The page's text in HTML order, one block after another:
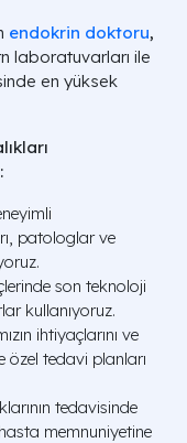
endokrin doktoru,
laboratuvarları ile
en yüksek
patologlar ve
son teknoloji
kullanıyoruz.
ihtiyaçlarını ve
tedavi planları
tedavisinde
memnuniyetine